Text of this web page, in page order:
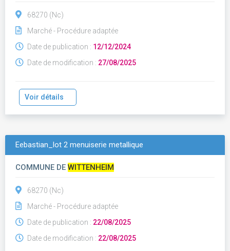
68270 (Nc)
Marché - Procédure adaptée
Date de publication : 12/12/2024
Date de modification : 27/08/2025
Voir détails
Eebastian_lot 2 menuiserie metallique
COMMUNE DE WITTENHEIM
68270 (Nc)
Marché - Procédure adaptée
Date de publication : 22/08/2025
Date de modification : 22/08/2025